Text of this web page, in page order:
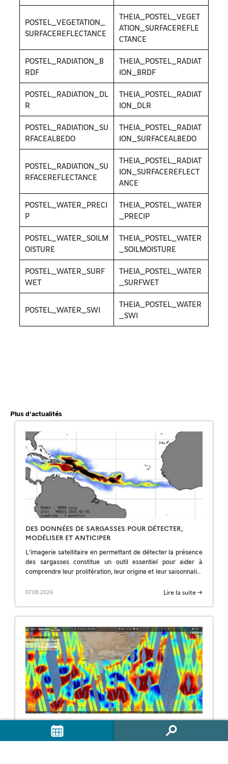
POSTEL_VEGETATION_
SURFACEREFLECTANCE
THEIA_POSTEL_VEGET
ATION_SURFACEREFLE
CTANCE
POSTEL_RADIATION_B
RDF
THEIA_POSTEL_RADIAT
ION_BRDF
POSTEL_RADIATION_DL
R
THEIA_POSTEL_RADIAT
ION_DLR
POSTEL_RADIATION_SU
RFACEALBEDO
THEIA_POSTEL_RADIAT
ION_SURFACEALBEDO
POSTEL_RADIATION_SU
RFACEREFLECTANCE
THEIA_POSTEL_RADIAT
ION_SURFACEREFLECT
ANCE
POSTEL_WATER_PRECI
P
THEIA_POSTEL_WATER
_PRECIP
POSTEL_WATER_SOILM
OISTURE
THEIA_POSTEL_WATER
_SOILMOISTURE
POSTEL_WATER_SURF
WET
THEIA_POSTEL_WATER
_SURFWET
POSTEL_WATER_SWI
THEIA_POSTEL_WATER
_SWI
Plus d'actualités
DES DONNÉES DE SARGASSES POUR DÉTECTER,
MODÉLISER ET ANTICIPER
L’imagerie satellitaire en permettant de détecter la présence
des sargasses constitue un outil essentiel pour aider à
comprendre leur prolifération, leur origine et leur saisonnalité
07.08.2026 Lire la suite →
WHIRLS 2026 : DES OBSERVATIONS SATELLITES EN
TEMPS RÉEL POUR GUIDER UNE CAMPAGNE EN MER